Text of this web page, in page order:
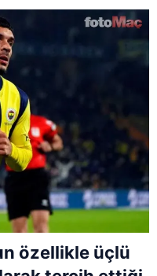
özellikle üçlü